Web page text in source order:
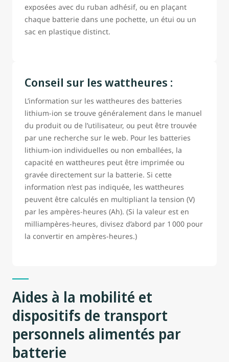
exposées avec du ruban adhésif, ou en plaçant
chaque batterie dans une pochette, un étui ou un
sac en plastique distinct.
Conseil sur les wattheures :
L’information sur les wattheures des batteries
lithium-ion se trouve généralement dans le manuel
du produit ou de l’utilisateur, ou peut être trouvée
par une recherche sur le web. Pour les batteries
lithium-ion individuelles ou non emballées, la
capacité en wattheures peut être imprimée ou
gravée directement sur la batterie. Si cette
information n’est pas indiquée, les wattheures
peuvent être calculés en multipliant la tension (V)
par les ampères-heures (Ah). (Si la valeur est en
milliampères-heures, divisez d’abord par 1 000 pour
la convertir en ampères-heures.)
Aides à la mobilité et
dispositifs de transport
personnels alimentés par
batterie